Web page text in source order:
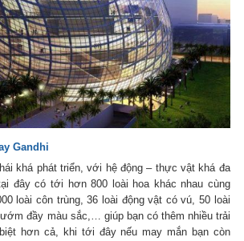
Gandhi
khá phát triển, với hệ động – thực vật khá đa
đây có tới hơn 800 loài hoa khác nhau cùng
loài côn trùng, 36 loài động vật có vú, 50 loài
đầy màu sắc,… giúp bạn có thêm nhiều trải
hơn cả, khi tới đây nếu may mắn bạn còn